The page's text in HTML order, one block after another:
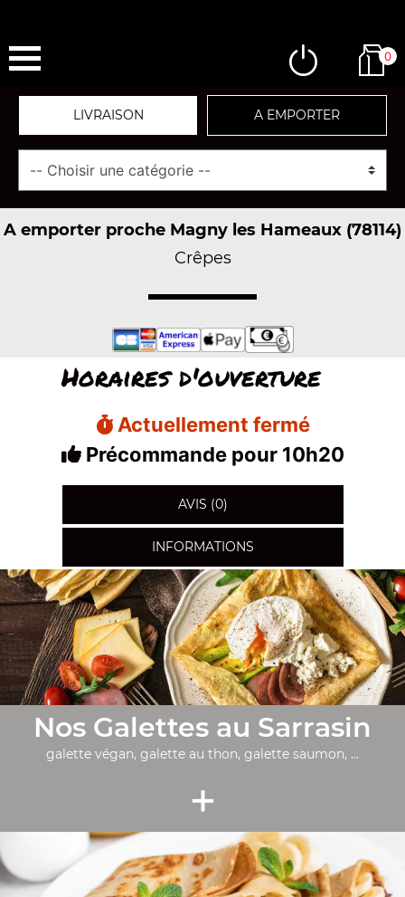
0
LIVRAISON A EMPORTER
A emporter proche Magny les Hameaux (78114)
Crêpes
Horaires d'ouverture
Actuellement fermé
Précommande pour 10h20
AVIS (0)
INFORMATIONS
Nos Galettes au Sarrasin
galette végan, galette au thon, galette saumon, ...
+